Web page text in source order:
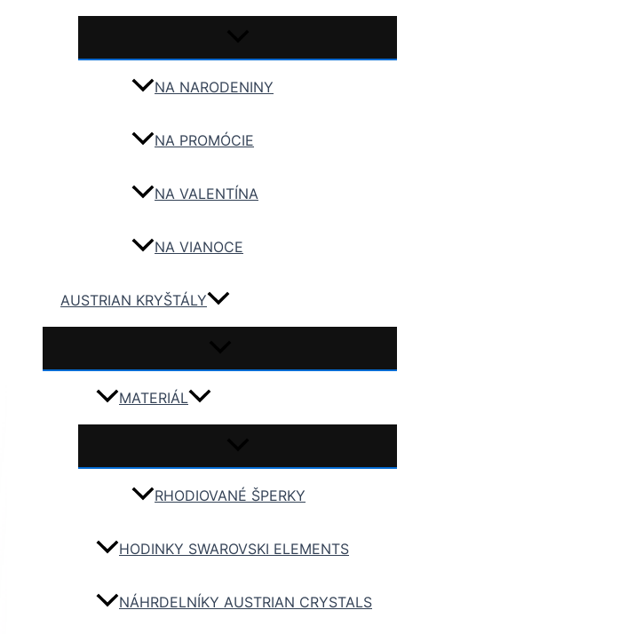
NA NARODENINY
NA PROMÓCIE
NA VALENTÍNA
NA VIANOCE
AUSTRIAN KRYŠTÁLY
MATERIÁL
RHODIOVANÉ ŠPERKY
HODINKY SWAROVSKI ELEMENTS
NÁHRDELNÍKY AUSTRIAN CRYSTALS